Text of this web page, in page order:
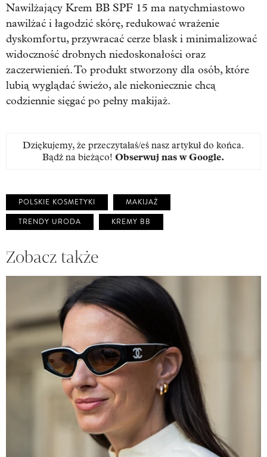
Nawilżający Krem BB SPF 15 ma natychmiastowo
nawilżać i łagodzić skórę, redukować wrażenie
dyskomfortu, przywracać cerze blask i minimalizować
widoczność drobnych niedoskonałości oraz
zaczerwienień. To produkt stworzony dla osób, które
lubią wyglądać świeżo, ale niekoniecznie chcą
codziennie sięgać po pełny makijaż.
Dziękujemy, że przeczytałaś/eś nasz artykuł do końca.
Bądź na bieżąco! Obserwuj nas w Google.
POLSKIE KOSMETYKI
MAKIJAŻ
TRENDY URODA
KREMY BB
Zobacz także